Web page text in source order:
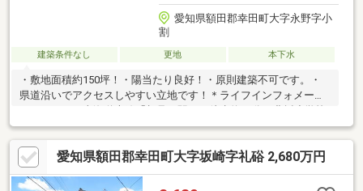
愛知県額田郡幸田町大字永野字小
割
建築条件なし 更地 本下水
・敷地面積約150坪！・陽当たり良好！・原則建築不可です。・
県道沿いでアクセスしやすい立地です！＊ライフインフォメーシ
まで徒歩約29分・幸田中学校まで徒歩約38分・JAあいち三河相見
支店まで徒歩約22分・ジップドラッグ幸田店まで徒歩約29分・マ
ックスバリュー幸田まで徒歩約28分・あいみこどもクリニックま
で徒歩約24分・エディオン幸田店まで徒歩約30分・幸田中央クリ
ニックまで徒歩約25分・スギ薬局幸田相見店まで徒歩約24分・
愛知県額田郡幸田町大字坂崎字礼硲 2,680万円